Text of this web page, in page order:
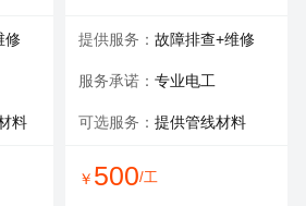
修
料
提供服务： 故障排查+维修
服务承诺： 专业电工
可选服务： 提供管线材料
￥ 500/工